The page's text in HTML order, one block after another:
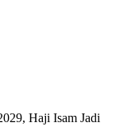
Haji Isam Jadi